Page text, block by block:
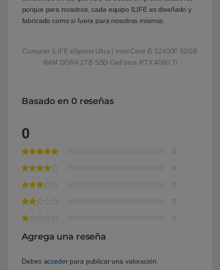
porque para nosotros, cada equipo ILIFE es diseñado y
fabricado como si fuera para nosotros mismos.
Comprar ILIFE eSports Ultra | Intel Core i5 12400F 32GB
RAM DDR4 1TB SSD GeForce RTX 4060 Ti
Basado en 0 reseñas
0
0
0
0
0
0
Agrega una reseña
Debes accederpara publicar una valoración.